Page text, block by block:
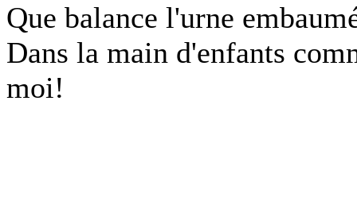
Que balance l'urne
Dans la main d'enfants
moi!